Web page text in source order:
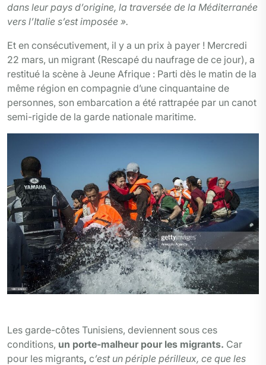
dans leur pays d’origine, la traversée de la Méditerranée
vers l’Italie s’est imposée ».
Et en consécutivement, il y a un prix à payer ! Mercredi
22 mars, un migrant (Rescapé du naufrage de ce jour), a
restitué la scène à Jeune Afrique : Parti dès le matin de la
même région en compagnie d’une cinquantaine de
personnes, son embarcation a été rattrapée par un canot
semi-rigide de la garde nationale maritime.
Les garde-côtes Tunisiens, deviennent sous ces
conditions, un porte-malheur pour les migrants. Car
pour les migrants, c’est un périple périlleux, ce que les